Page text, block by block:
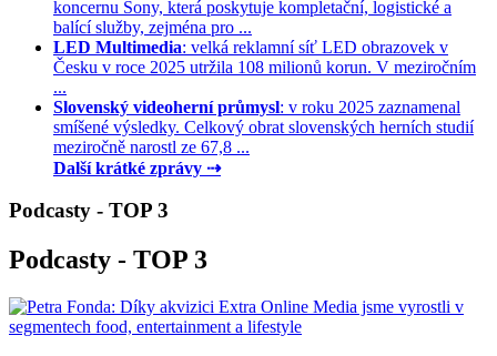
koncernu Sony, která poskytuje kompletační, logistické a
balící služby, zejména pro ...
LED Multimedia: velká reklamní síť LED obrazovek v
Česku v roce 2025 utržila 108 milionů korun. V meziročním
...
Slovenský videoherní průmysl: v roku 2025 zaznamenal
smíšené výsledky. Celkový obrat slovenských herních studií
meziročně narostl ze 67,8 ...
Další krátké zprávy ⇢
Podcasty - TOP 3
Podcasty - TOP 3